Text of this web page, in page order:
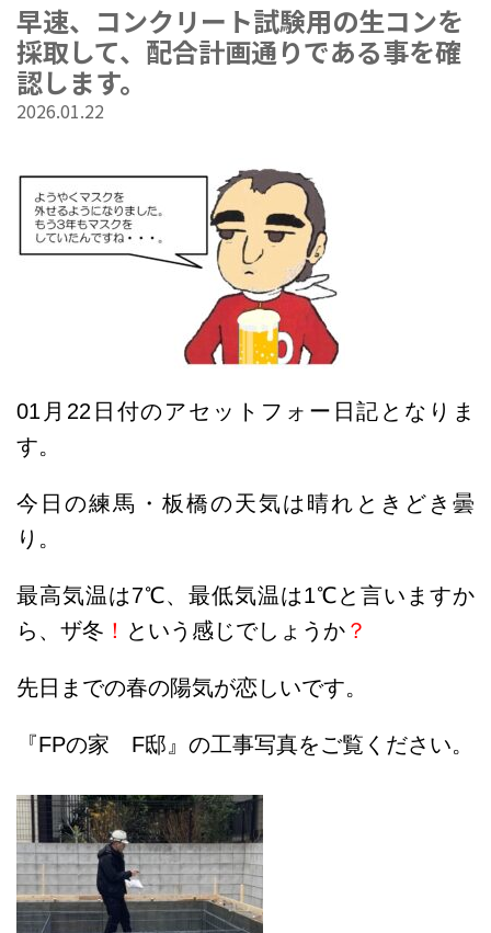
早速、コンクリート試験用の生コンを
採取して、配合計画通りである事を確
認します。
2026.01.22
01 月22 日 付のアセットフォー日記となりま
す。
今日の練馬・板橋の天気は晴れときどき曇
り 。
最高気温は7℃、最低気温は1℃と言いますか
ら、ザ冬 ！ という感じでしょうか ？
先日までの春の陽気が恋しいです。
『FPの家 F邸』の工事写真をご覧ください。